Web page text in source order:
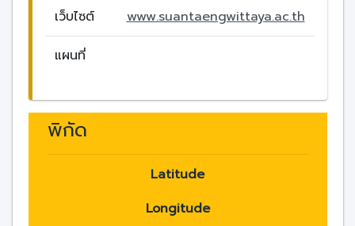
เว็บไซต์ www.suantaengwittaya.ac.th
แผนที่
พิกัด
Latitude
Longitude